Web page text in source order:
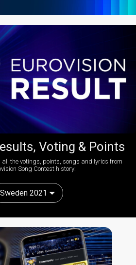
Voting & Points
the votings, points, songs and lyrics from
Song Contest history:
Sweden 2021